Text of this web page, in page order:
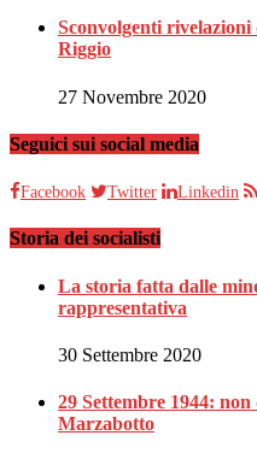
Sconvolgenti
Riggio
27 Novembre 2020
Seguici sui social media
Facebook Twitter Linkedin
Storia dei socialisti
La storia fatta dalle
rappresentativa
30 Settembre 2020
29 Settembre 1944:
Marzabotto